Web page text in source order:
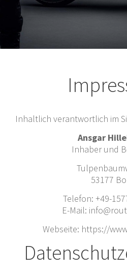
Inhaltlich verantwortlich im
Ansgar
Inhaber und
53177
Telefon: +49-
E-Mail:
Webseite: https://